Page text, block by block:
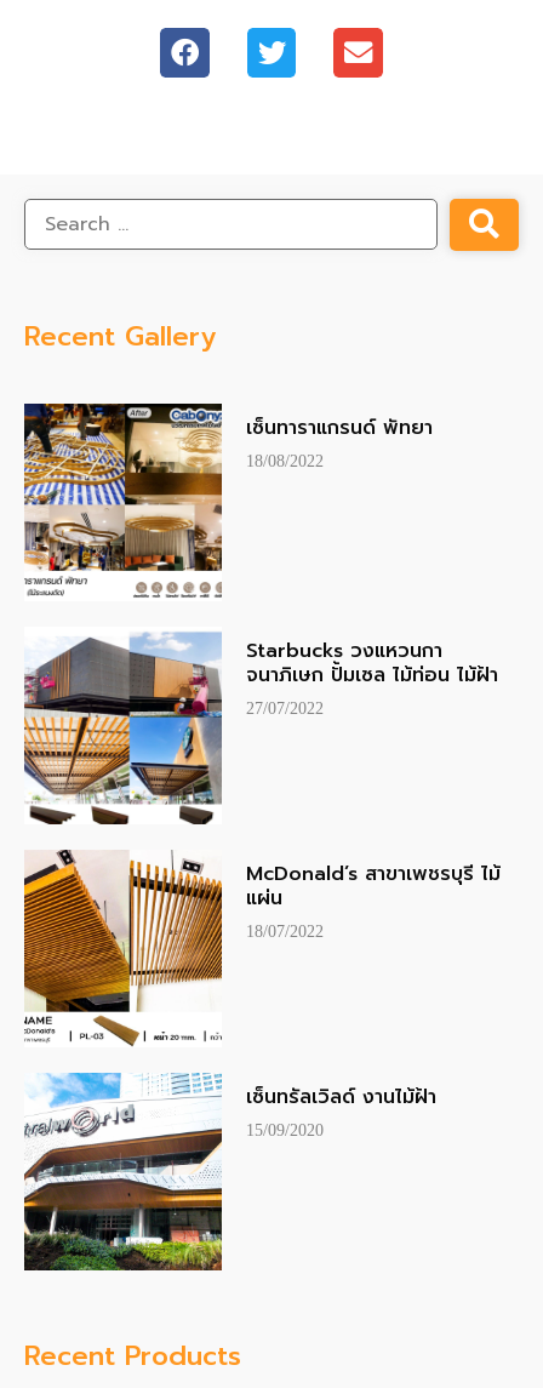
Recent Gallery
เซ็นทาราแกรนด์ พัทยา
18/08/2022
Starbucks วงแหวนกา
จนาภิเษก ปั้มเซล ไม้ท่อน ไม้ฝ้า
27/07/2022
McDonald’s สาขาเพชรบุรี ไม้
แผ่น
18/07/2022
เซ็นทรัลเวิลด์ งานไม้ฝ้า
15/09/2020
Recent Products